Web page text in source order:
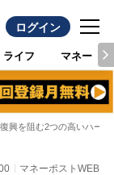
ログイン
ライフ マネー
復興を阻む2つの高いハ
マネーポストWEB